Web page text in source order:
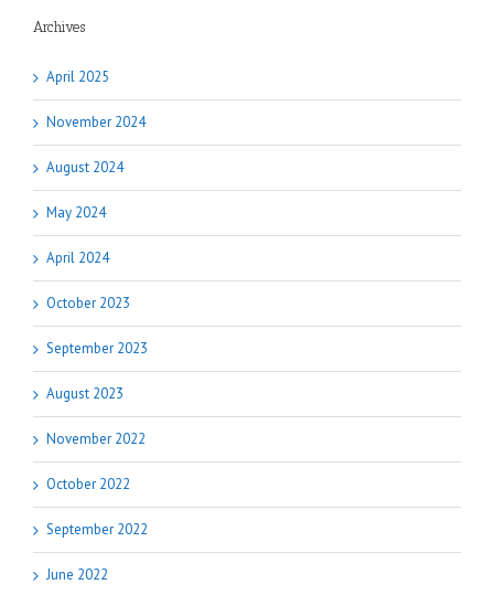
Archives
April 2025
November 2024
August 2024
May 2024
April 2024
October 2023
September 2023
August 2023
November 2022
October 2022
September 2022
June 2022